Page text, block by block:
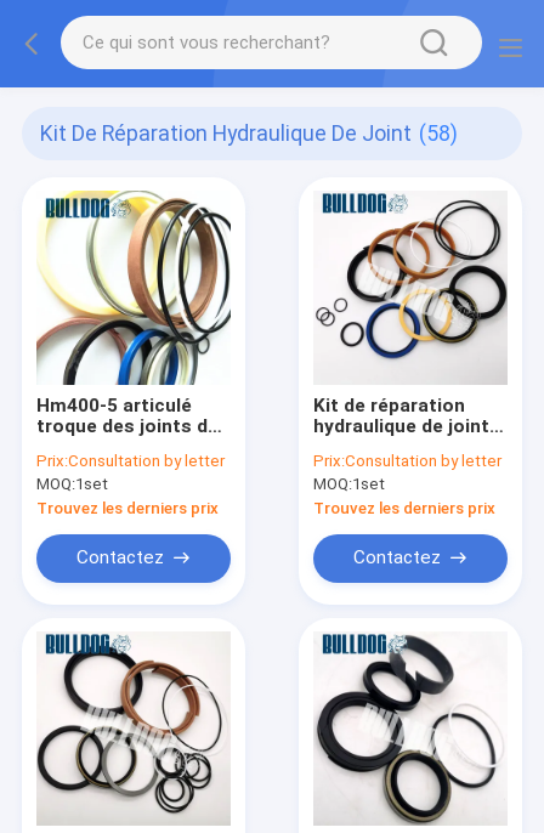
Kit De Réparation Hydraulique De Joint (58)
Hm400-5 articulé
troque des joints de
de cylindre
hydraulique de grue
de moteur 707-99-
64152
Prix:Consultation by letter
MOQ:1set
Trouvez les derniers prix
Contactez
Kit de réparation
hydraulique de joint
d'ascenseur du
bouteur D60P-12
D65E-12 de chenille
7079828600
Prix:Consultation by letter
MOQ:1set
Trouvez les derniers prix
Contactez